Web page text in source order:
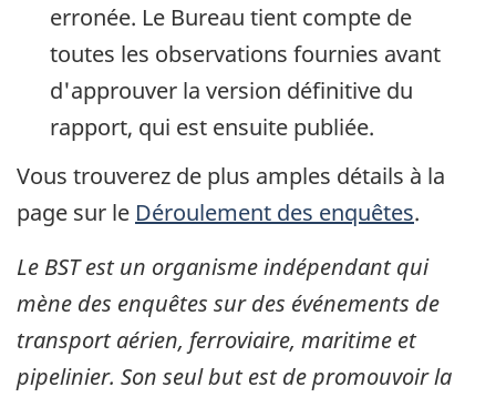
erronée. Le Bureau tient compte de
toutes les observations fournies avant
d'approuver la version définitive du
rapport, qui est ensuite publiée.
Vous trouverez de plus amples détails à la
page sur le Déroulement des enquêtes.
Le BST est un organisme indépendant qui
mène des enquêtes sur des événements de
transport aérien, ferroviaire, maritime et
pipelinier. Son seul but est de promouvoir la